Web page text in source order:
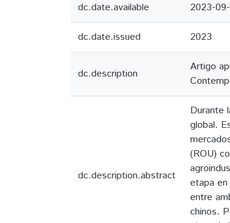
dc.date.available 2023-
dc.date.issued 2023
dc.description
Artigo
dc.description.abstract
Durante
global.
(ROU)
etapa en
entre
chinos.